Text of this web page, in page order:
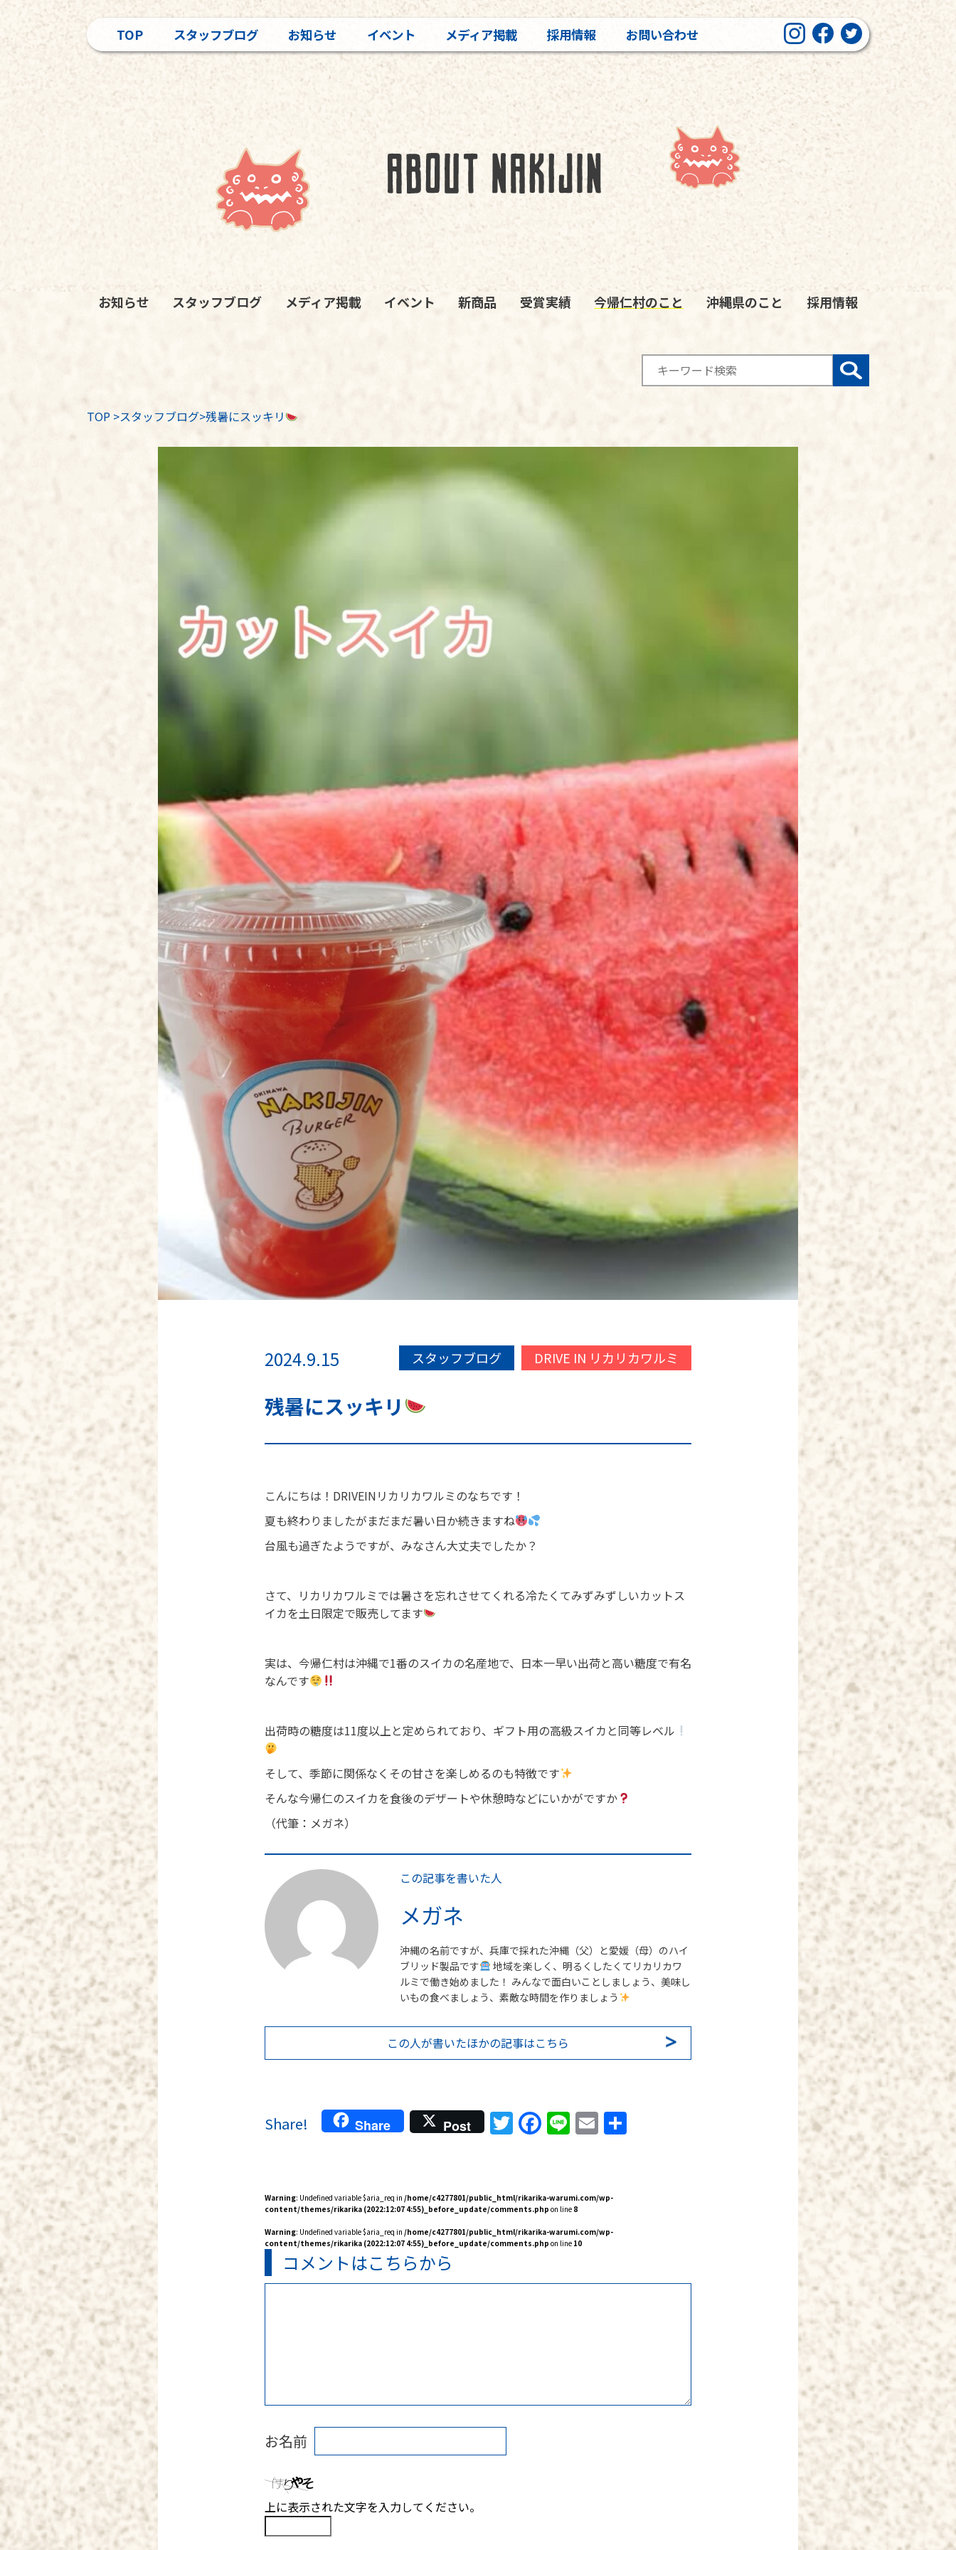
TOP スタッフブログ お知らせ イベント メディア掲載 採用情報 お問い合わせ
お知らせ スタッフブログ メディア掲載 イベント 新商品 受賞実績 今帰仁村のこと 沖縄県のこと 採用情報
TOP >スタッフブログ>残暑にスッキリ
2024.9.15 スタッフブログ DRIVE IN リカリカワルミ
残暑にスッキリ
こんにちは！DRIVEINリカリカワルミのなちです！
夏も終わりましたがまだまだ暑い日か続きますね
台風も過ぎたようですが、みなさん大丈夫でしたか？
さて、リカリカワルミでは暑さを忘れさせてくれる冷たくてみずみずしいカットス
イカを土日限定で販売してます
実は、今帰仁村は沖縄で1番のスイカの名産地で、日本一早い出荷と高い糖度で有名
なんです
出荷時の糖度は11度以上と定められており、ギフト用の高級スイカと同等レベル
そして、季節に関係なくその甘さを楽しめるのも特徴です
そんな今帰仁のスイカを食後のデザートや休憩時などにいかがですか
（代筆：メガネ）
この記事を書いた人
メガネ
沖縄の名前ですが、兵庫で採れた沖縄（父）と愛媛（母）のハイ
ブリッド製品です
地域を楽しく、明るくしたくてリカリカワ
ルミで働き始めました！ みんなで面白いことしましょう、美味し
いもの食べましょう、素敵な時間を作りましょう
この人が書いたほかの記事はこちら
Share! Share Post Twitter
Facebook
LineEmail
Warning: Undefined variable $aria_req in /home/c4277801/public_html/rikarika-warumi.com/wp-
content/themes/rikarika (2022:12:07 4:55)_before_update/comments.php on line 8
Warning: Undefined variable $aria_req in /home/c4277801/public_html/rikarika-warumi.com/wp-
content/themes/rikarika (2022:12:07 4:55)_before_update/comments.php on line 10
コメントはこちらから
お名前
上に表示された文字を入力してください。